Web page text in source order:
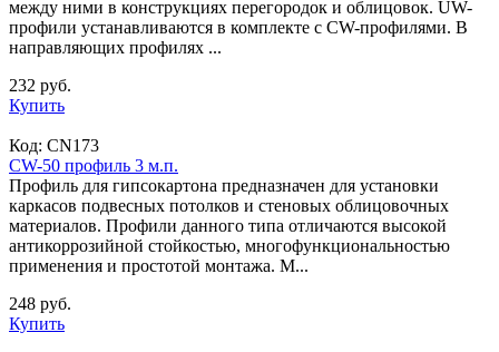
между ними в конструкциях перегородок и облицовок. UW-
профили устанавливаются в комплекте с CW-профилями. В
направляющих профилях ...
232 руб.
Купить
Код: CN173
CW-50 профиль 3 м.п.
Профиль для гипсокартона предназначен для установки
каркасов подвесных потолков и стеновых облицовочных
материалов. Профили данного типа отличаются высокой
антикоррозийной стойкостью, многофункциональностью
применения и простотой монтажа. М...
248 руб.
Купить